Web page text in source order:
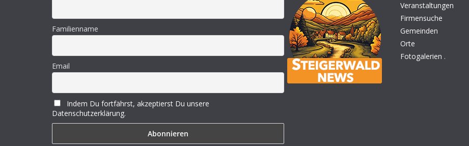
Familienname
Email
Indem Du fortfährst, akzeptierst Du unsere
Datenschutzerklärung.
Veranstaltungen
Firmensuche
Gemeinden
Orte
Fotogalerien .